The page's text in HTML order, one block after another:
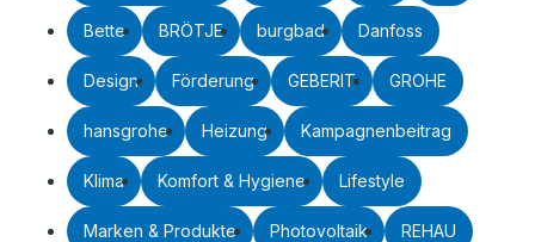
Bette BRÖTJE burgbad Danfoss
Design Förderung GEBERIT GROHE
hansgrohe Heizung Kampagnenbeitrag
Klima Komfort & Hygiene Lifestyle
Marken & Produkte Photovoltaik REHAU